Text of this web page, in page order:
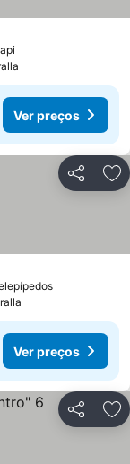
Ver preços
Partilhar
Ver preços
Partilhar